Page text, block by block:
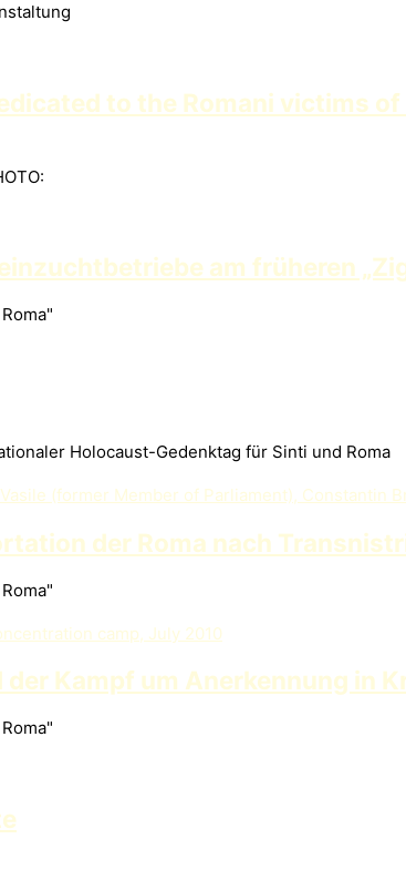
to the Romani victims
am früheren
Holocaust-Gedenktag für Sinti und Roma
der Roma nach
Kampf um Anerkennung in